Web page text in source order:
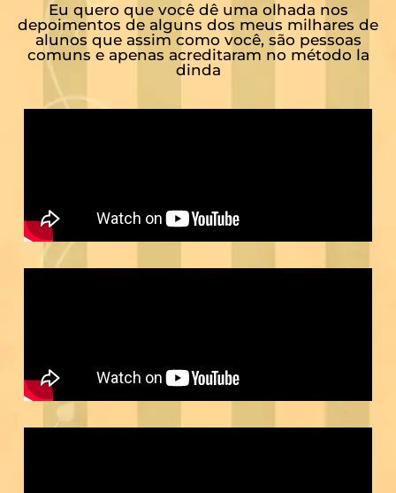
Eu quero que você dê uma olhada nos
depoimentos de alguns dos meus milhares de
alunos que assim como você, são pessoas
comuns e apenas acreditaram no método la
dinda